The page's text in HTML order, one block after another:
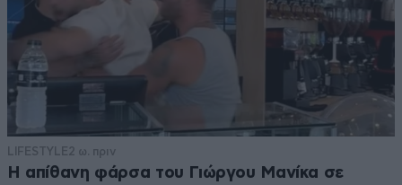
LIFESTYLE 2 ω. πριν
Η απίθανη φάρσα του Γιώργου Μανίκα σε